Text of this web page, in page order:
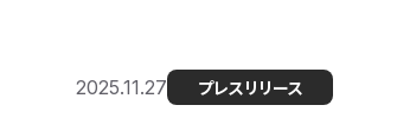
2025.11.27 プレスリリース